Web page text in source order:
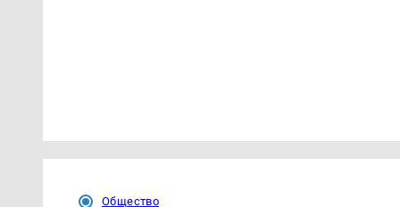
Общество